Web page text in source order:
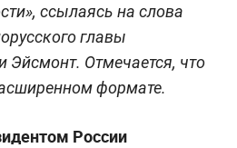
ссылаясь на слова
главы
Эйсмонт. Отмечается, что
формате.
России